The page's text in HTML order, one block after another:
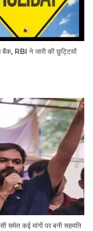
RBI ने जारी की छुट्टियों
समेत कई मांगों पर बनी सहमति